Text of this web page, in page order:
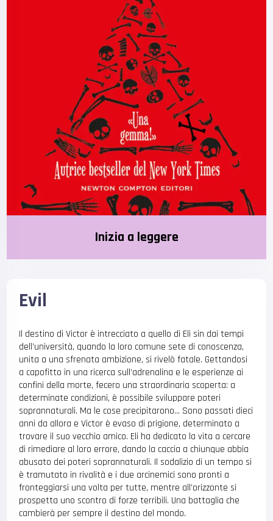
Inizia a leggere
Evil
Il destino di Victor è intrecciato a quello di Eli sin dai tempi
dell’università, quando la loro comune sete di conoscenza,
unita a una sfrenata ambizione, si rivelò fatale. Gettandosi
a capofitto in una ricerca sull’adrenalina e le esperienze ai
confini della morte, fecero una straordinaria scoperta: a
determinate condizioni, è possibile sviluppare poteri
soprannaturali. Ma le cose precipitarono… Sono passati dieci
anni da allora e Victor è evaso di prigione, determinato a
trovare il suo vecchio amico. Eli ha dedicato la vita a cercare
di rimediare al loro errore, dando la caccia a chiunque abbia
abusato dei poteri soprannaturali. Il sodalizio di un tempo si
è tramutato in rivalità e i due arcinemici sono pronti a
fronteggiarsi una volta per tutte, mentre all’orizzonte si
prospetta uno scontro di forze terribili. Una battaglia che
cambierà per sempre il destino del mondo.